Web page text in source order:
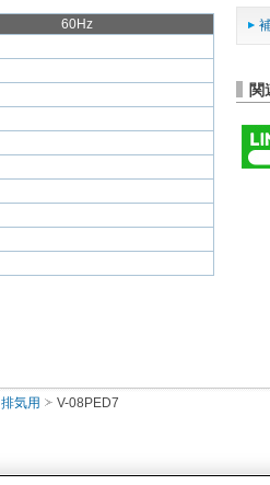
60Hz
関
排気用 V-08PED7